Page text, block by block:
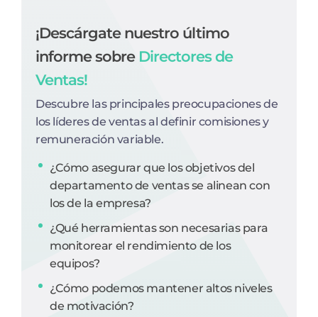
¡Descárgate nuestro último
informe sobre Directores de
Ventas!
Descubre las principales preocupaciones de
los líderes de ventas al definir comisiones y
remuneración variable.
¿Cómo asegurar que los objetivos del
departamento de ventas se alinean con
los de la empresa?
¿Qué herramientas son necesarias para
monitorear el rendimiento de los
equipos?
¿Cómo podemos mantener altos niveles
de motivación?